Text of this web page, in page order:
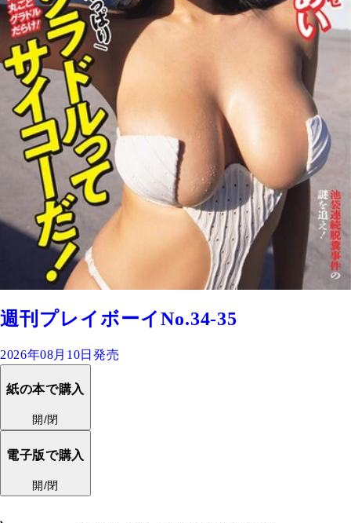
週刊プレイボーイNo.34-35
2026年08月10日発売
紙の本で購入
開/閉
電子版で購入
開/閉